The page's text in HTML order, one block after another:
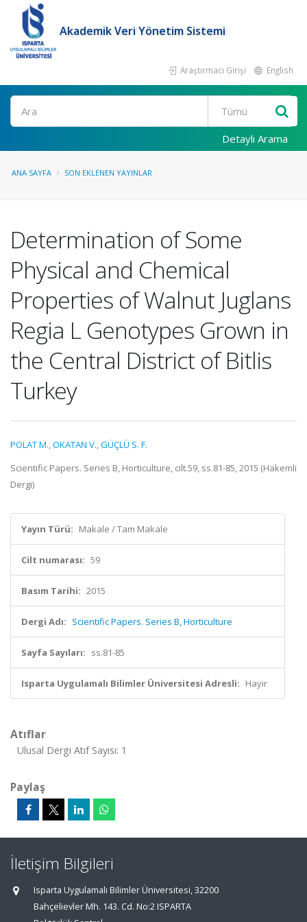
Akademik Veri Yönetim Sistemi
Araştırmacı Girişi English
Ara
Detaylı Arama
ANA SAYFA SON EKLENEN YAYINLAR
Determination of Some
Physical and Chemical
Properties of Walnut Juglans
Regia L Genotypes Grown in
the Central District of Bitlis
Turkey
POLAT M.,OKATAN V.,GÜÇLÜ S. F.
Scientific Papers. Series B, Horticulture, cilt.59, ss.81-85, 2015 (Hakemli
Dergi)
Yayın Türü: Makale / Tam Makale
Cilt numarası: 59
Basım Tarihi: 2015
Dergi Adı: Scientific Papers. Series B, Horticulture
Sayfa Sayıları: ss.81-85
Isparta Uygulamalı Bilimler Üniversitesi Adresli: Hayır
Atıflar
Ulusal Dergi Atıf Sayısı: 1
Paylaş
İletişim Bilgileri
Isparta Uygulamalı Bilimler Üniversitesi, 32200
Bahçelievler Mh. 143. Cd. No:2 ISPARTA